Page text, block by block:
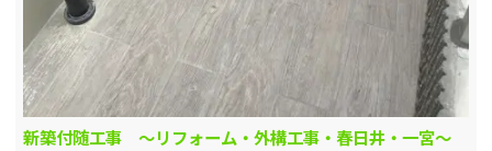
新築付随工事 ～リフォーム・外構工事・春日井・一宮～